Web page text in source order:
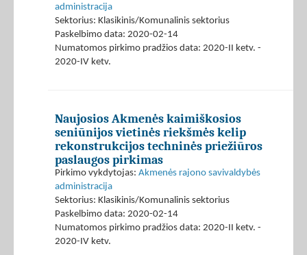
administracija
Sektorius: Klasikinis/Komunalinis sektorius
Paskelbimo data: 2020-02-14
Numatomos pirkimo pradžios data: 2020-II ketv. -
2020-IV ketv.
Naujosios Akmenės kaimiškosios
seniūnijos vietinės riekšmės kelip
rekonstrukcijos techninės priežiūros
paslaugos pirkimas
Pirkimo vykdytojas: Akmenės rajono savivaldybės
administracija
Sektorius: Klasikinis/Komunalinis sektorius
Paskelbimo data: 2020-02-14
Numatomos pirkimo pradžios data: 2020-II ketv. -
2020-IV ketv.